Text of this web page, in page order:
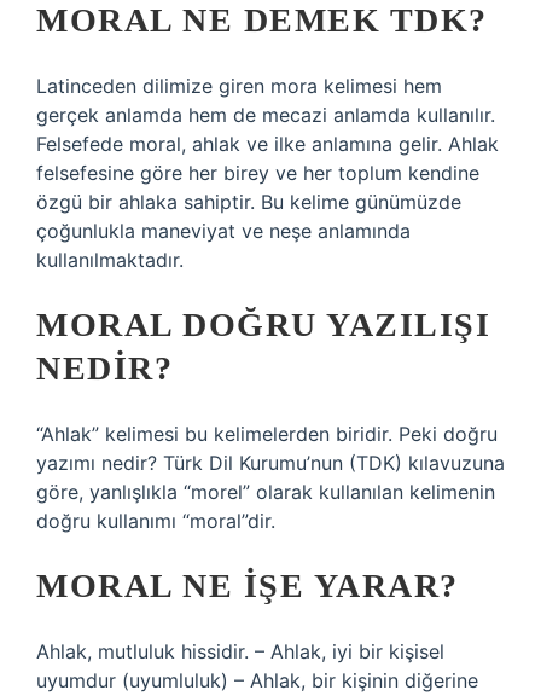
MORAL NE DEMEK TDK?
Latinceden dilimize giren mora kelimesi hem
gerçek anlamda hem de mecazi anlamda kullanılır.
Felsefede moral, ahlak ve ilke anlamına gelir. Ahlak
felsefesine göre her birey ve her toplum kendine
özgü bir ahlaka sahiptir. Bu kelime günümüzde
çoğunlukla maneviyat ve neşe anlamında
kullanılmaktadır.
MORAL DOĞRU YAZILIŞI
NEDIR?
“Ahlak” kelimesi bu kelimelerden biridir. Peki doğru
yazımı nedir? Türk Dil Kurumu’nun (TDK) kılavuzuna
göre, yanlışlıkla “morel” olarak kullanılan kelimenin
doğru kullanımı “moral”dir.
MORAL NE IŞE YARAR?
Ahlak, mutluluk hissidir. – Ahlak, iyi bir kişisel
uyumdur (uyumluluk) – Ahlak, bir kişinin diğerine